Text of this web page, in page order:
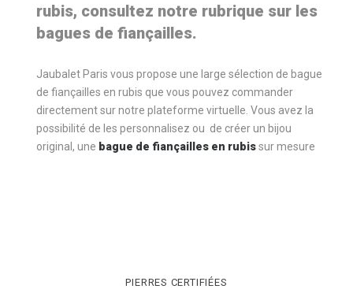
rubis, consultez notre rubrique sur les
bagues de fiançailles.
Jaubalet Paris vous propose une large sélection de bague
de fiançailles en rubis que vous pouvez commander
directement sur notre plateforme virtuelle. Vous avez la
possibilité de les personnalisez ou de créer un bijou
original, une bague de fiançailles en rubis sur mesure
PIERRES CERTIFIÉES